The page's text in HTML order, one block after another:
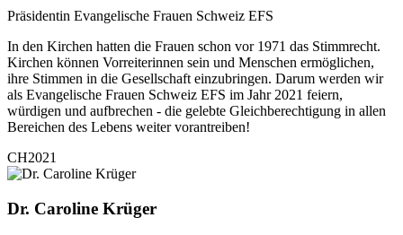
Präsidentin Evangelische Frauen Schweiz EFS
In den Kirchen hatten die Frauen schon vor 1971 das Stimmrecht.
Kirchen können Vorreiterinnen sein und Menschen ermöglichen,
ihre Stimmen in die Gesellschaft einzubringen. Darum werden wir
als Evangelische Frauen Schweiz EFS im Jahr 2021 feiern,
würdigen und aufbrechen - die gelebte Gleichberechtigung in allen
Bereichen des Lebens weiter vorantreiben!
CH2021
Dr. Caroline Krüger